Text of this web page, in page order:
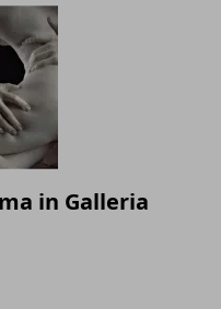
in Galleria